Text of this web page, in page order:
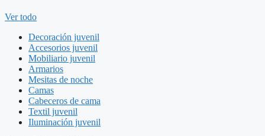
Ver todo
Decoración juvenil
Accesorios juvenil
Mobiliario juvenil
Armarios
Mesitas de noche
Camas
Cabeceros de cama
Textil juvenil
Iluminación juvenil